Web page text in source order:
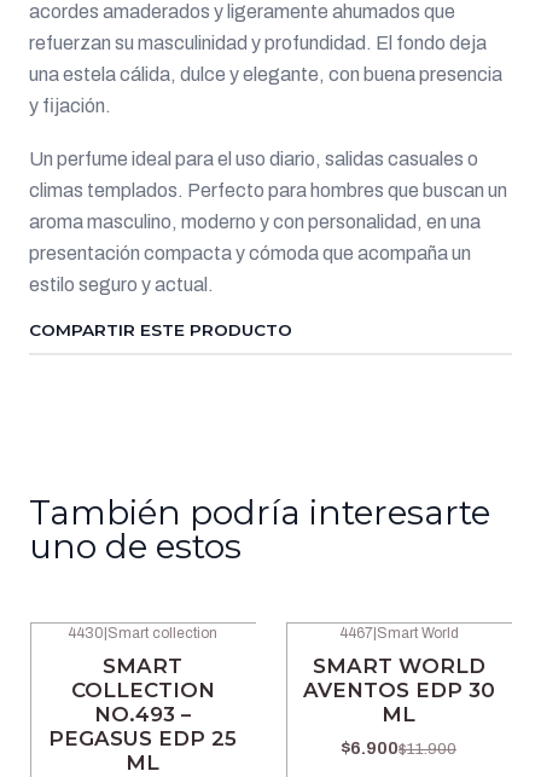
acordes amaderados y ligeramente ahumados que
refuerzan su masculinidad y profundidad. El fondo deja
una estela cálida, dulce y elegante, con buena presencia
y fijación.
Un perfume ideal para el uso diario, salidas casuales o
climas templados. Perfecto para hombres que buscan un
aroma masculino, moderno y con personalidad, en una
presentación compacta y cómoda que acompaña un
estilo seguro y actual.
COMPARTIR ESTE PRODUCTO
También podría interesarte
uno de estos
4430 Smart collection
SMART
COLLECTION
NO.493 –
PEGASUS EDP 25
ML
4467| Smart World
SMART WORLD
AVENTOS EDP 30
ML
$6.900$11.900